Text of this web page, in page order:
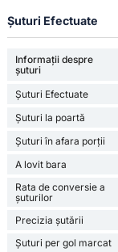
Șuturi Efectuate
Informații despre
șuturi
Șuturi Efectuate
Șuturi la poartă
Șuturi în afara porții
A lovit bara
Rata de conversie a
șuturilor
Precizia șutării
Șuturi per gol marcat